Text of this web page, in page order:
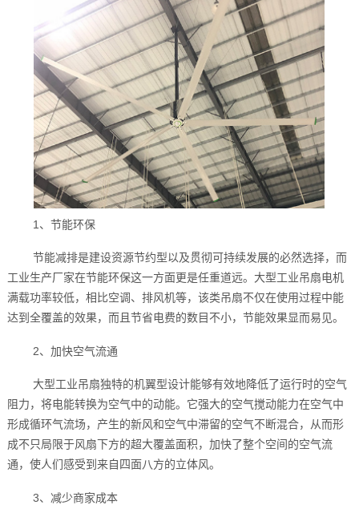
1、节能环保
节能减排是建设资源节约型以及贯彻可持续发展的必然选择，而
工业生产厂家在节能环保这一方面更是任重道远。大型工业吊扇电机
满载功率较低，相比空调、排风机等，该类吊扇不仅在使用过程中能
达到全覆盖的效果，而且节省电费的数目不小，节能效果显而易见。
2、加快空气流通
大型工业吊扇独特的机翼型设计能够有效地降低了运行时的空气
阻力，将电能转换为空气中的动能。它强大的空气搅动能力在空气中
形成循环气流场，产生的新风和空气中滞留的空气不断混合，从而形
成不只局限于风扇下方的超大覆盖面积，加快了整个空间的空气流
通，使人们感受到来自四面八方的立体风。
3、减少商家成本